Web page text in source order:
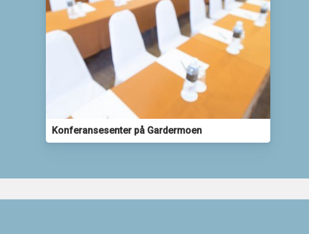
Konferansesenter på Gardermoen